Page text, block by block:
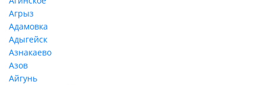
Агрыз
Адамовка
Адыгейск
Азнакаево
Азов
Айгунь